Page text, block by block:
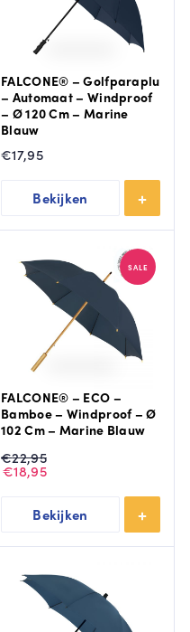
FALCONE® – Golfparaplu
– Automaat – Windproof
– Ø 120 Cm – Marine
Blauw
€17,95
Bekijken
SALE
FALCONE® – ECO –
Bamboe – Windproof – Ø
102 Cm – Marine Blauw
€22,95
Oorspronkelijke
prijs
was:
€18,95
Huidige
prijs
Bekijken